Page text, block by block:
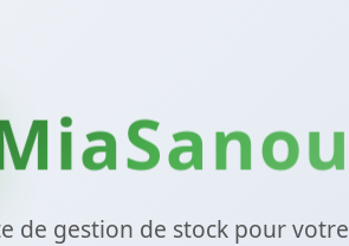
de gestion de stock pour